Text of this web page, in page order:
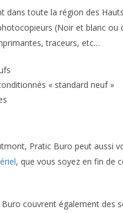
dans toute la région des
(Noir et blanc ou
traceurs, etc…
« standard neuf »
Pratic Buro peut aussi
, que vous soyez en fin de
couvrent également des